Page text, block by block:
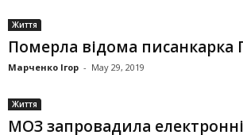
Життя
Померла відома писанкарка
Марченко Ігор - May 29, 2019
Життя
МОЗ запровадила